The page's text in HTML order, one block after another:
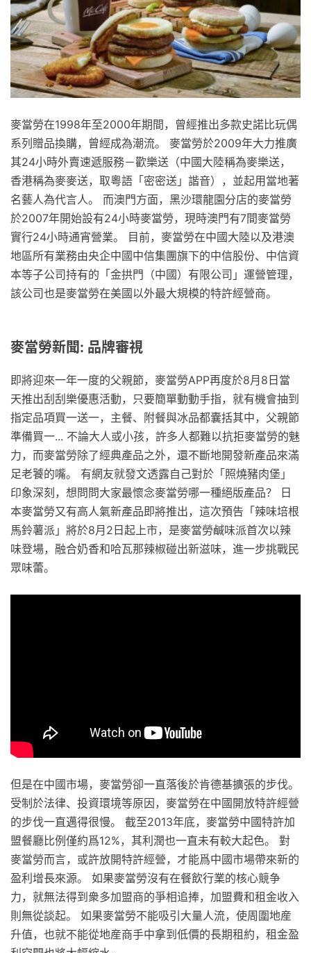
麥當勞在1998年至2000年期間，曾經推出多款史諾比玩偶
系列贈品換購，曾經成為潮流。 麥當勞於2009年大力推廣
其24小時外賣速遞服務－歡樂送（中國大陸稱為麥樂送，
香港稱為麥麥送，取粵語「密密送」諧音），並起用當地著
名藝人為代言人。 而澳門方面，黑沙環龍園分店的麥當勞
於2007年開始設有24小時麥當勞，現時澳門有7間麥當勞
實行24小時通宵營業。 目前，麥當勞在中國大陸以及港澳
地區所有業務由央企中國中信集團旗下的中信股份、中信資
本等子公司持有的「金拱門（中國）有限公司」運營管理，
該公司也是麥當勞在美國以外最大規模的特許經營商。
麥當勞新聞: 品牌審視
即將迎來一年一度的父親節，麥當勞APP再度於8月8日當
天推出刮刮樂優惠活動，只要簡單動動手指，就有機會抽到
指定品項買一送一，主餐、附餐與冰品都囊括其中，父親節
準備買一... 不論大人或小孩，許多人都難以抗拒麥當勞的魅
力，而麥當勞除了經典產品之外，還不斷地開發新產品來滿
足老饕的嘴。 有網友就發文透露自己對於「照燒豬肉堡」
印象深刻，想問問大家最懷念麥當勞哪一種絕版產品？ 日
本麥當勞又有高人氣新產品即將推出，這次預告「辣味培根
馬鈴薯派」將於8月2日起上市，是麥當勞鹹味派首次以辣
味登場，融合奶香和哈瓦那辣椒碰出新滋味，進一步挑戰民
眾味蕾。
但是在中國市場，麥當勞卻一直落後於肯德基擴張的步伐。
受制於法律、投資環境等原因，麥當勞在中國開放特許經營
的步伐一直邁得很慢。 截至2013年底，麥當勞中國特許加
盟餐廳比例僅約爲12%，其利潤也一直未有較大起色。 對
麥當勞而言，或許放開特許經營，才能爲中國市場帶來新的
盈利增長來源。 如果麥當勞沒有在餐飲行業的核心競争
力，就無法得到衆多加盟商的爭相追捧，加盟費和租金收入
則無從談起。 如果麥當勞不能吸引大量人流，使周圍地産
升值，也就不能從地産商手中拿到低價的長期租約，租金盈